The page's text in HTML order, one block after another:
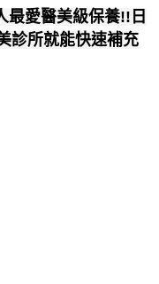
最愛醫美級保養!!日
診所就能快速補充